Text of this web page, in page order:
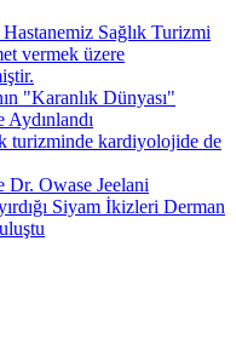
Sağlık Turizmi
vermek üzere
"Karanlık Dünyası"
Aydınlandı
turizminde kardiyolojide de
Dr. Owase Jeelani
Siyam İkizleri Derman